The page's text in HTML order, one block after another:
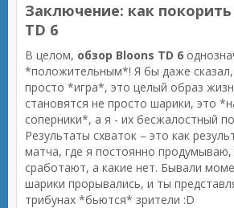
Заключение: как
TD 6
В целом, обзор Bloons TD 6
*положительным*! Я бы даже
просто *игра*, это целый образ
становятся не просто шарики, это
соперники*, а я - их бесжалостный
Результаты схваток – это как
матча, где я постоянно продумываю,
сработают, а какие нет. Бывали
шарики прорывались, и ты
трибунах *бьются* зрители :D